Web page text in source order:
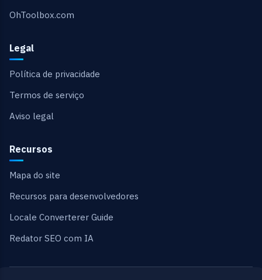
OhToolbox.com
Legal
Política de privacidade
Termos de serviço
Aviso legal
Recursos
Mapa do site
Recursos para desenvolvedores
Locale Converterer Guide
Redator SEO com IA